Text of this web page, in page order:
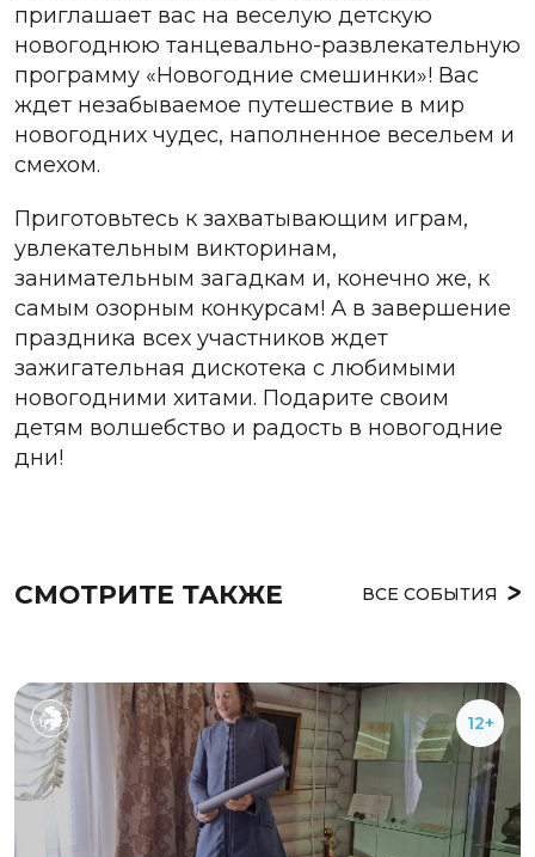
приглашает вас на веселую детскую
новогоднюю танцевально-развлекательную
программу «Новогодние смешинки»! Вас
ждет незабываемое путешествие в мир
новогодних чудес, наполненное весельем и
смехом.
Приготовьтесь к захватывающим играм,
увлекательным викторинам,
занимательным загадкам и, конечно же, к
самым озорным конкурсам! А в завершение
праздника всех участников ждет
зажигательная дискотека с любимыми
новогодними хитами. Подарите своим
детям волшебство и радость в новогодние
дни!
СМОТРИТЕ ТАКЖЕ ВСЕ СОБЫТИЯ
12+